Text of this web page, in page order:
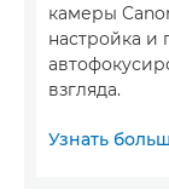
камеры
настройка и
взгляда.
Узнать